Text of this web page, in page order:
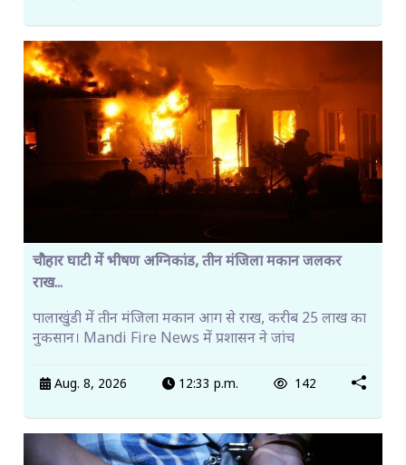
चौहार घाटी में भीषण अग्निकांड, तीन मंजिला मकान जलकर
राख...
पालाखुंडी में तीन मंजिला मकान आग से राख, करीब 25 लाख का
नुकसान। Mandi Fire News में प्रशासन ने जांच
Aug. 8, 2026 12:33 p.m. 142